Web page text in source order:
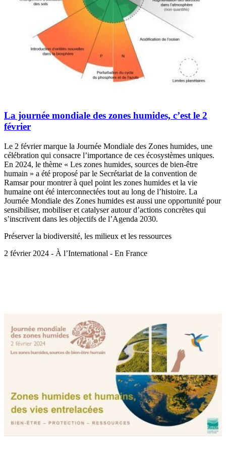
La journée mondiale des zones humides, c’est le 2
février
Le 2 février marque la Journée Mondiale des Zones humides, une
célébration qui consacre l’importance de ces écosystèmes uniques.
En 2024, le thème « Les zones humides, sources de bien-être
humain » a été proposé par le Secrétariat de la convention de
Ramsar pour montrer à quel point les zones humides et la vie
humaine ont été interconnectées tout au long de l’histoire. La
Journée Mondiale des Zones humides est aussi une opportunité pour
sensibiliser, mobiliser et catalyser autour d’actions concrètes qui
s’inscrivent dans les objectifs de l’Agenda 2030.
Préserver la biodiversité, les milieux et les ressources
2 février 2024 - À l’International - En France